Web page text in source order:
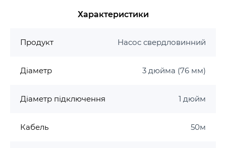
при обертанні створює розрідження, відкидаючи
спрямовується новий потік води, виштовхуючи
наступне робоче колесо отримує потік під тиском
Характеристики
Продукт Насос свердловинний
Діаметр 3 дюйма (76 мм)
Діаметр підключення 1 дюйм
Кабель 50м